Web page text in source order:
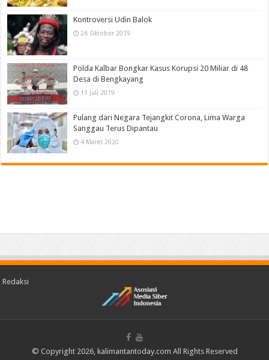
Kontroversi Udin Balok
26 Oktober 2019
Polda Kalbar Bongkar Kasus Korupsi 20 Miliar di 48
Desa di Bengkayang
11 Juli 2019
Pulang dari Negara Tejangkit Corona, Lima Warga
Sanggau Terus Dipantau
4 Maret 2020
Redaksi
© Copyright 2026, kalimantantoday.com All Rights Reserved